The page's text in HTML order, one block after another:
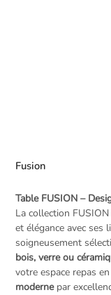
Fusion
Table FUSION –
La collection
et élégance avec ses
soigneusement
bois, verre ou
votre espace repas
moderne par